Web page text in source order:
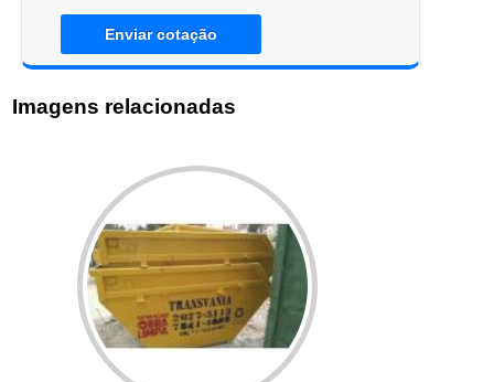
Enviar cotação
Imagens relacionadas